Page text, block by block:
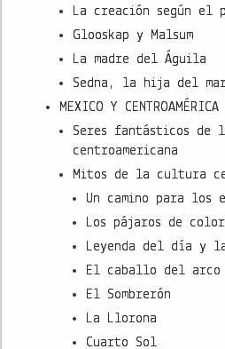
La creación según el
Glooskap y Malsum
La madre del Águila
Sedna, la hija del
MEXICO Y CENTROAMÉRICA
Seres fantásticos de
centroamericana
Mitos de la cultura
Un camino para los
Los pájaros de
Leyenda del día y
El caballo del
El Sombrerón
La Llorona
Cuarto Sol